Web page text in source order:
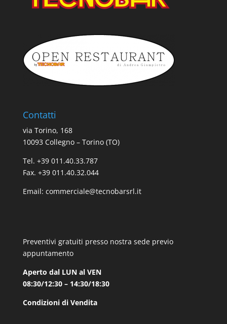
Contatti
via Torino, 168
10093 Collegno – Torino (TO)
Tel. +39 011.40.33.787
Fax. +39 011.40.32.044
Email: commerciale@tecnobarsrl.it
Preventivi gratuiti presso nostra sede previo
appuntamento
Aperto dal LUN al VEN
08:30/12:30 – 14:30/18:30
Condizioni di Vendita